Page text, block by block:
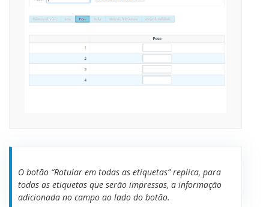
O botão “Rotular em todas as etiquetas” replica, para
todas as etiquetas que serão impressas, a informação
adicionada no campo ao lado do botão.